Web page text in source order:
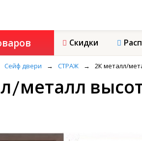
Скидки
Сейф двери → СТРАЖ → 2К металл/
металл